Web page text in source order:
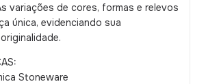
variações de cores, formas e relevos
única, evidenciando sua
Stoneware